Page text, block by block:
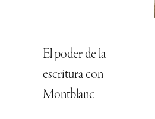
El poder de la
escritura con
Montblanc